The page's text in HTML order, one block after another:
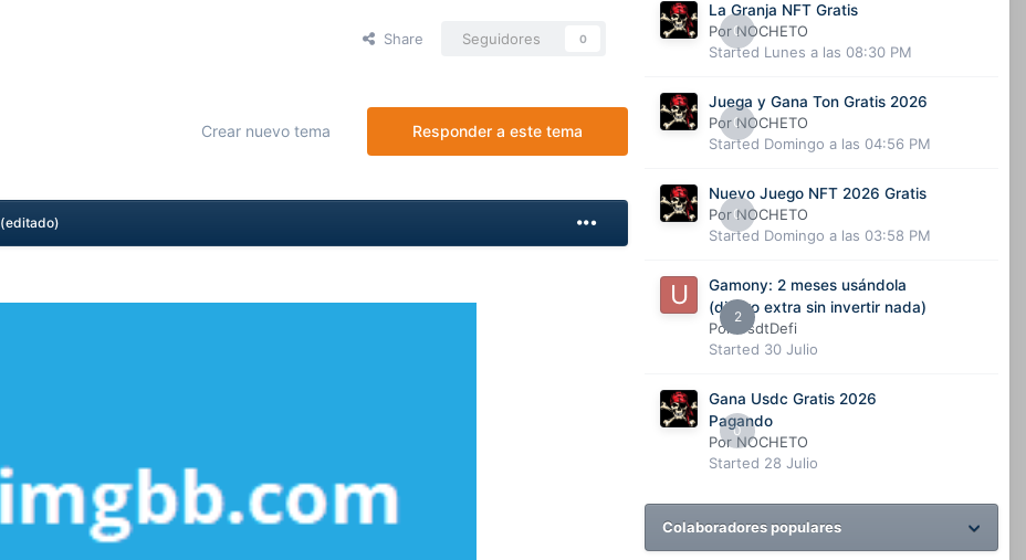
Share Seguidores 0
Responder a este tema
Crear nuevo tema
(editado)
0
La Granja NFT Gratis
PorNOCHETO
Started Lunes a las 08:30 PM
0
Juega y Gana Ton Gratis 2026
PorNOCHETO
Started Domingo a las 04:56 PM
0
Nuevo Juego NFT 2026 Gratis
PorNOCHETO
Started Domingo a las 03:58 PM
2
Gamony: 2 meses usándola
(dinero extra sin invertir nada)
Por
UsdtDefi
Started 30 Julio
0
Gana Usdc Gratis 2026
Pagando
Por NOCHETO
Started 28 Julio
Colaboradores populares